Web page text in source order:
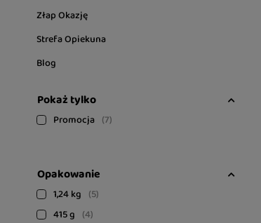
Złap Okazję
Strefa Opiekuna
Blog
Pokaż tylko
Promocja 7
Opakowanie
1,24 kg
5
415 g
4